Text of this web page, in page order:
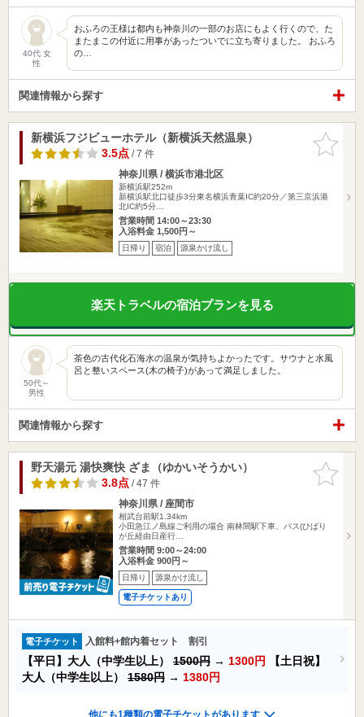
40代 女
性
おふろの王様は都内も神奈川の一部のお店にもよく行くので、た
またまこの付近に用事があったついでに立ち寄りました。 おふろ
の…
関連情報から探す
お気に入
りに追加
新横浜フジビューホテル（新横浜天然温泉）
3.5点/ 7 件
神奈川県 / 横浜市港北区
新横浜駅252m
新横浜駅北口徒歩3分東名横浜青葉IC約20分／第三京浜港
北IC約5分…
営業時間 14:00～23:30
入浴料金 1,500円～
日帰り 宿泊 源泉かけ流し
楽天トラベルの宿泊プランを見る
50代～
男性
茶色の古代化石海水の温泉が気持ちよかったです。サウナと水風
呂と整いスペース(木の椅子)があって満足しました。
関連情報から探す
お気に入
りに追加
野天湯元 湯快爽快 ざま（ゆかいそうかい）
3.8点/ 47 件
神奈川県 / 座間市
相武台前駅1.34km
小田急江ノ島線ご利用の場合 南林間駅下車、バス(ひばり
が丘経由日産行…
営業時間 9:00～24:00
入浴料金 900円～
日帰り 源泉かけ流し
電子チケットあり
電子チケット 入館料+館内着セット 割引
【平日】大人（中学生以上） 1500円 → 1300円
【土日祝】
大人（中学生以上） 1580円 → 1380円
他にも1種類の電子チケットがあります